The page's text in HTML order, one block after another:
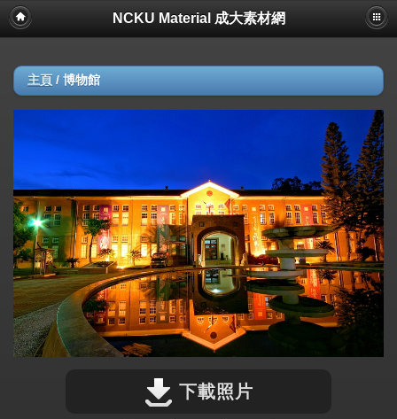
NCKU Material 成大素材網
主頁 / 博物館
下載照片